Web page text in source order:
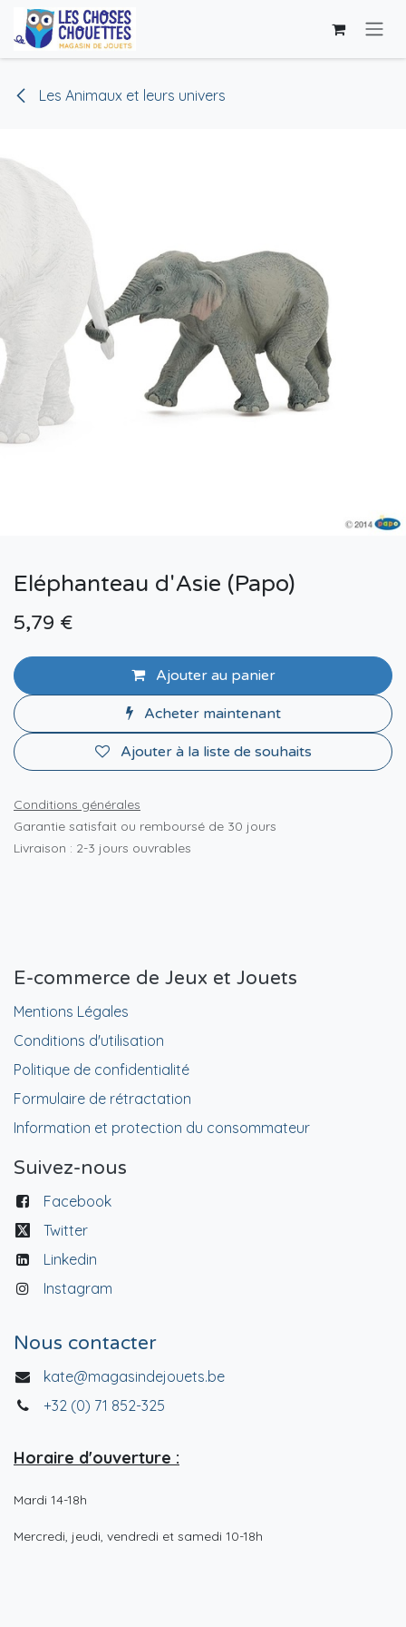
Se rendre au contenu
Les Animaux et leurs univers
Eléphanteau d'Asie (Papo)
5,79 €
Ajouter au panier
Acheter maintenant
Ajouter à la liste de souhaits
Conditions générales
Garantie satisfait ou remboursé de 30 jours
Livraison : 2-3 jours ouvrables
E-commerce de Jeux et Jouets
Mentions Légales
Conditions d'utilisation
Politique de confidentialité
Formulaire de rétractation
Information et protection du consommateur
Suivez-nous
Facebook
Twitter
Linkedin
Instagram
Nous contacter
kate@magasindejouets.be
+32 (0) 71 852-325
Horaire d'ouverture :
Mardi 14-18h
Mercredi, jeudi, vendredi et samedi 10-18h